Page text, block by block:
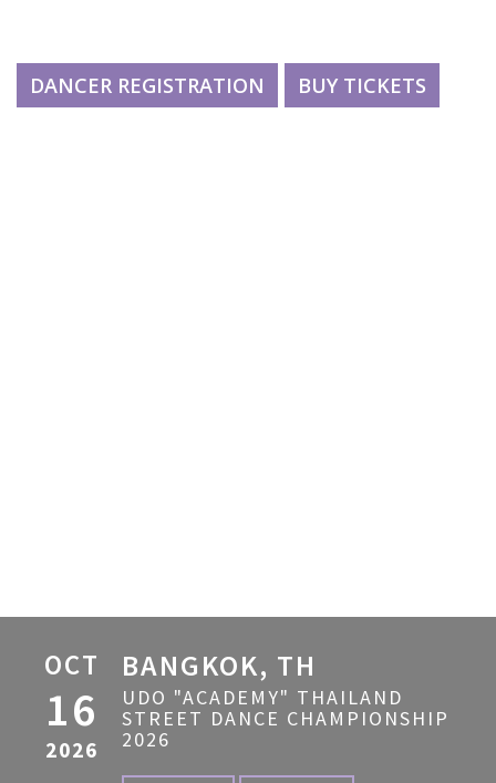
DANCER REGISTRATION BUY TICKETS
OCT
16
2026
BANGKOK, TH
UDO "ACADEMY" THAILAND
STREET DANCE CHAMPIONSHIP
2026